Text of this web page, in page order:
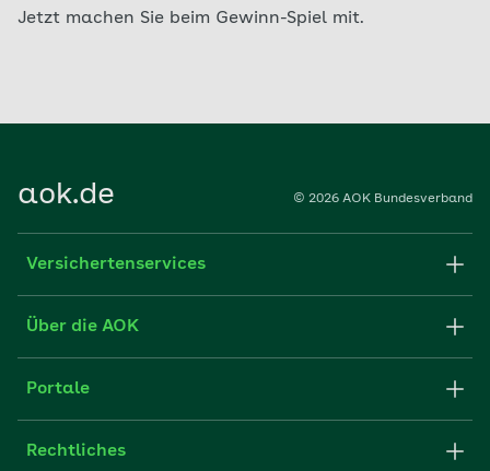
Jetzt machen Sie beim Gewinn-Spiel mit.
aok.de © 2026 AOK Bundesverband
Versichertenservices
Formulare und Anträge
FAQ
Über die AOK
Struktur und Verwaltung
Portale
aok.de
Rechtliches